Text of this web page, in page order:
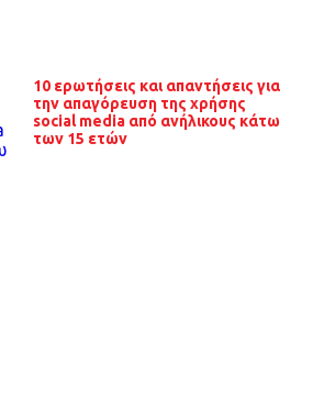
10 ερωτήσεις και απαντήσεις για
την απαγόρευση της χρήσης
social media από ανήλικους κάτω
των 15 ετών